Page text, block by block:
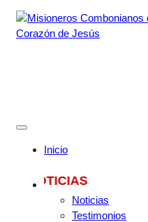
Skip
to
Inicio
NOTICIAS
Noticias
Testimonios